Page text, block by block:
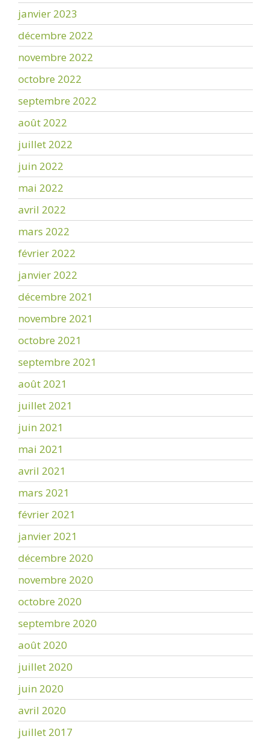
janvier 2023
décembre 2022
novembre 2022
octobre 2022
septembre 2022
août 2022
juillet 2022
juin 2022
mai 2022
avril 2022
mars 2022
février 2022
janvier 2022
décembre 2021
novembre 2021
octobre 2021
septembre 2021
août 2021
juillet 2021
juin 2021
mai 2021
avril 2021
mars 2021
février 2021
janvier 2021
décembre 2020
novembre 2020
octobre 2020
septembre 2020
août 2020
juillet 2020
juin 2020
avril 2020
juillet 2017